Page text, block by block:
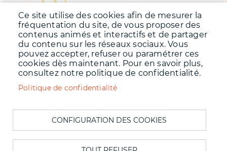
page
-
Second
Trafic
Qualité de l'air
Qualité de l'eau
Météo
Menu
Pied
de
page
Accueil
Mentions légales
Accessibilité : Non conforme
Ce site utilise des cookies afin de mesurer la
fréquentation du site, de vous proposer des
contenus animés et interactifs et de partager
du contenu sur les réseaux sociaux. Vous
pouvez accepter, refuser ou paramétrer ces
cookies dès maintenant. Pour en savoir plus,
consultez notre politique de confidentialité.
Politique de confidentialité
CONFIGURATION DES COOKIES